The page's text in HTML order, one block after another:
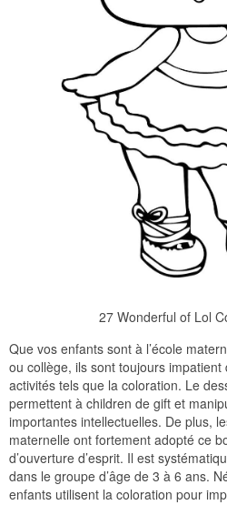
27 Wonderful of Lol
Que vos enfants sont à l’école
ou collège, ils sont toujours
activités tels que la coloration. Le
permettent à children de gift et
importantes intellectuelles. De plus,
maternelle ont fortement adopté ce
d’ouverture d’esprit. Il est
dans le groupe d’âge de 3 à 6 ans.
enfants utilisent la coloration pour